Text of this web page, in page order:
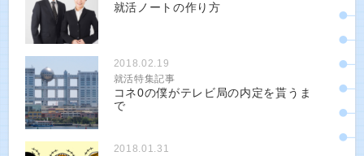
就活ノートの作り方
2018.02.19
就活特集記事
コネ0の僕がテレビ局の内定を貰うま
で
2018.01.31